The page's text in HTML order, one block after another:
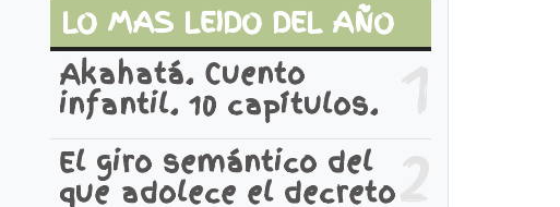
LO MAS LEIDO DEL AÑO
1
Akahatá. Cuento
infantil. 10 capítulos.
2
El giro semántico del
que adolece el decreto